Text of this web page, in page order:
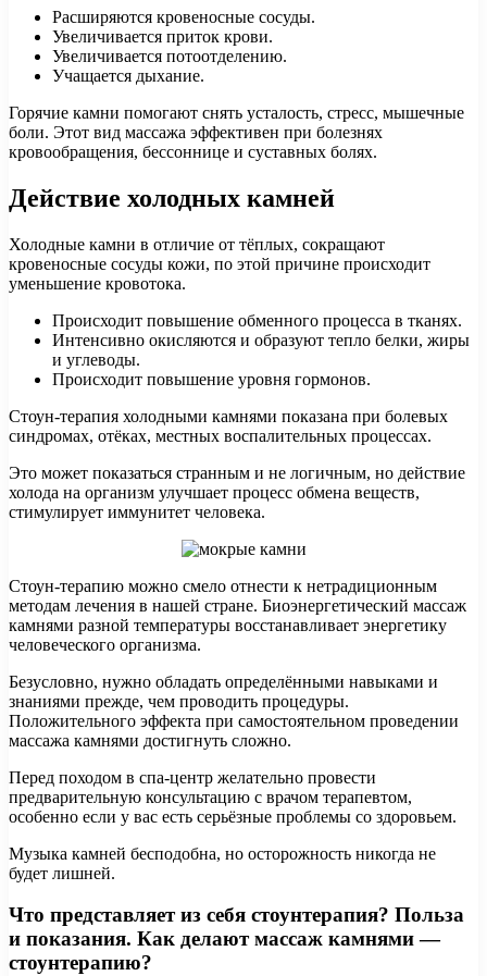
Расширяются кровеносные сосуды.
Увеличивается приток крови.
Увеличивается потоотделению.
Учащается дыхание.
Горячие камни помогают снять усталость, стресс, мышечные
боли. Этот вид массажа эффективен при болезнях
кровообращения, бессоннице и суставных болях.
Действие холодных камней
Холодные камни в отличие от тёплых, сокращают
кровеносные сосуды кожи, по этой причине происходит
уменьшение кровотока.
Происходит повышение обменного процесса в тканях.
Интенсивно окисляются и образуют тепло белки, жиры
и углеводы.
Происходит повышение уровня гормонов.
Стоун-терапия холодными камнями показана при болевых
синдромах, отёках, местных воспалительных процессах.
Это может показаться странным и не логичным, но действие
холода на организм улучшает процесс обмена веществ,
стимулирует иммунитет человека.
Стоун-терапию можно смело отнести к нетрадиционным
методам лечения в нашей стране. Биоэнергетический массаж
камнями разной температуры восстанавливает энергетику
человеческого организма.
Безусловно, нужно обладать определёнными навыками и
знаниями прежде, чем проводить процедуры.
Положительного эффекта при самостоятельном проведении
массажа камнями достигнуть сложно.
Перед походом в спа-центр желательно провести
предварительную консультацию с врачом терапевтом,
особенно если у вас есть серьёзные проблемы со здоровьем.
Музыка камней бесподобна, но осторожность никогда не
будет лишней.
Что представляет из себя стоунтерапия? Польза
и показания. Как делают массаж камнями —
стоунтерапию?